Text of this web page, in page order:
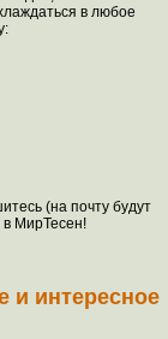
в любое
(на почту будут
в МирТесен!
и интересное